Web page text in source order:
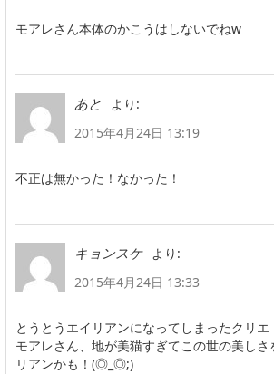
モアレさん本体のかこうはしないでねw
あと
より:
2015年4月24日 13:19
不正は無かった！なかった！
キョンスケ
より:
2015年4月24日 13:33
とうとうエイリアンになってしまったクリ
モアレさん、地が美猫すぎてこの世の美しさ
リアンかも！(◎_◎;)